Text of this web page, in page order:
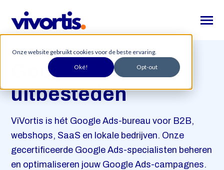
Onze website gebruikt cookies voor de beste ervaring.
Oké! Opt-out
CONTENT
Toggle
Home
Toggle
for
Website
LeadgeneratieToggle
Leadgeneratie
Succesverhalen
Over ons
Google Ads
uitbesteden
ViVortis is hét Google Ads-bureau voor B2B,
webshops, SaaS en lokale bedrijven. Onze
gecertificeerde Google Ads-specialisten beheren
en optimaliseren jouw Google Ads-campagnes.